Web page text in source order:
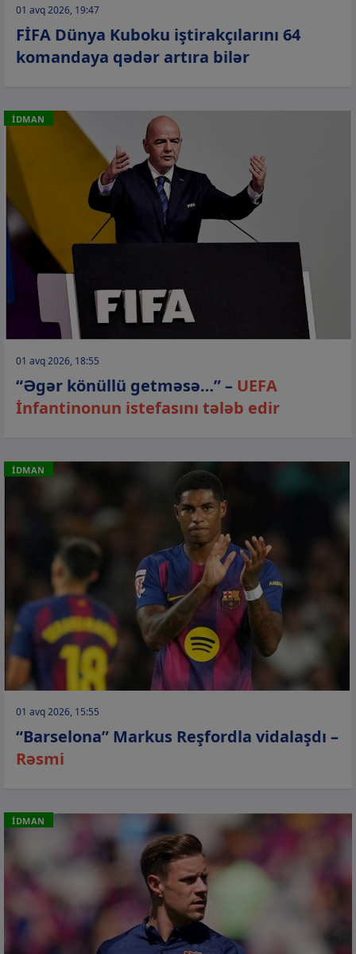
01 avq 2026, 19:47
FİFA Dünya Kuboku iştirakçılarını 64
komandaya qədər artıra bilər
İDMAN
01 avq 2026, 18:55
“Əgər könüllü getməsə…” – UEFA
İnfantinonun istefasını tələb edir
İDMAN
01 avq 2026, 15:55
“Barselona” Markus Reşfordla vidalaşdı –
Rəsmi
İDMAN